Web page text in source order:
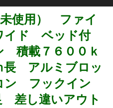
使用） ファイ
ド ベッド付
積載７６００ｋ
アルミブロッ
ン フックイン
差し違いアウト